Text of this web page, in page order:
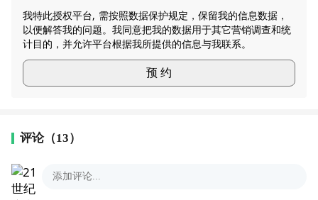
我特此授权平台, 需按照数据保护规定，保留我的信息数据，
以便解答我的问题。我同意把我的数据用于其它营销调查和统
计目的，并允许平台根据我所提供的信息与我联系。
预 约
评论（13）